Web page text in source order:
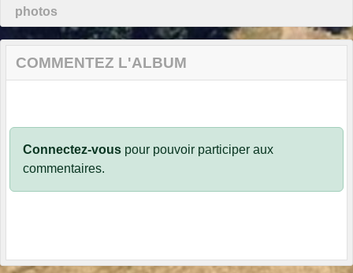
photos
COMMENTEZ L'ALBUM
Connectez-vous pour pouvoir participer aux
commentaires.